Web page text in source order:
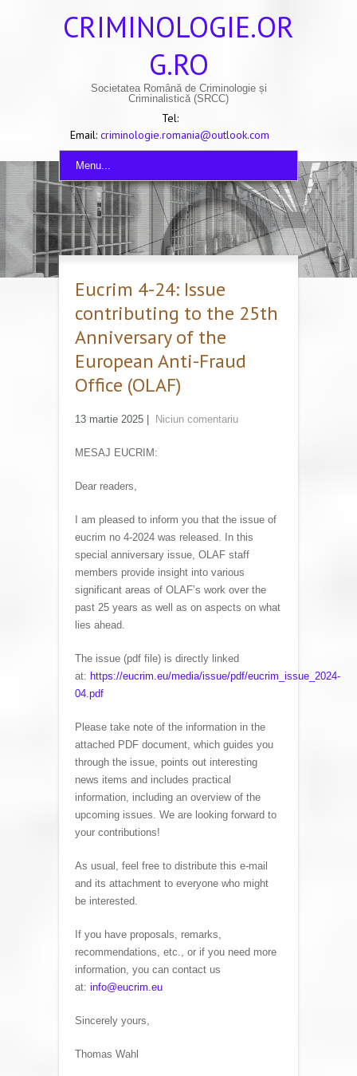
CRIMINOLOGIE.OR
G.RO
Societatea Română de Criminologie și
Criminalistică (SRCC)
Tel:
Email: criminologie.romania@outlook.com
Menu...
Eucrim 4-24: Issue
contributing to the 25th
Anniversary of the
European Anti-Fraud
Office (OLAF)
13 martie 2025 Niciun comentariu
MESAJ EUCRIM:
Dear readers,
I am pleased to inform you that the issue of
eucrim no 4-2024 was released. In this
special anniversary issue, OLAF staff
members provide insight into various
significant areas of OLAF’s work over the
past 25 years as well as on aspects on what
lies ahead.
The issue (pdf file) is directly linked
at: https://eucrim.eu/media/issue/pdf/eucrim_issue_2024-
04.pdf
Please take note of the information in the
attached PDF document, which guides you
through the issue, points out interesting
news items and includes practical
information, including an overview of the
upcoming issues. We are looking forward to
your contributions!
As usual, feel free to distribute this e-mail
and its attachment to everyone who might
be interested.
If you have proposals, remarks,
recommendations, etc., or if you need more
information, you can contact us
at: info@eucrim.eu
Sincerely yours,
Thomas Wahl